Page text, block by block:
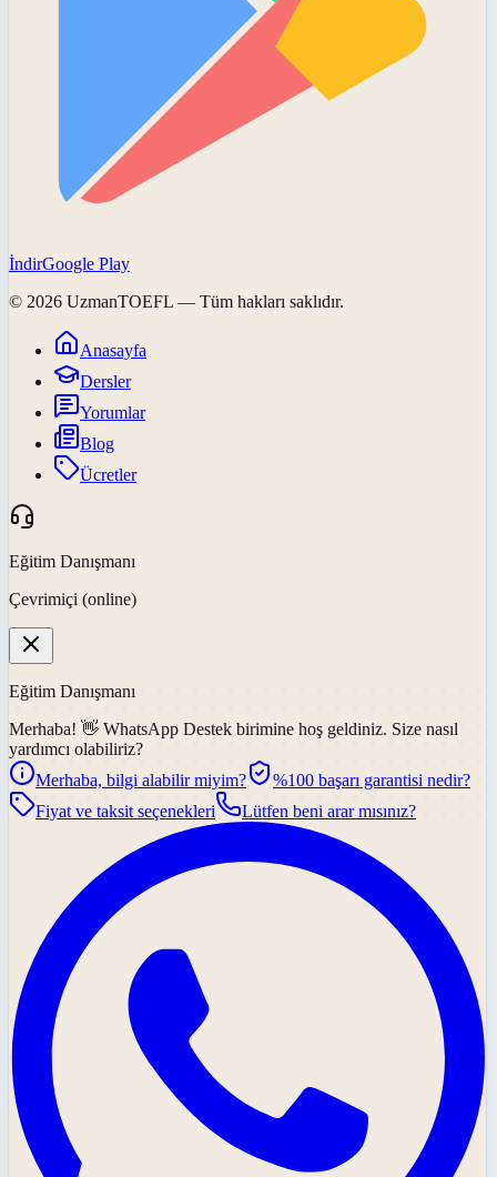
İndirGoogle Play
© 2026 UzmanTOEFL — Tüm hakları saklıdır.
Anasayfa
Dersler
Yorumlar
Blog
Ücretler
Eğitim Danışmanı
Çevrimiçi (online)
Eğitim Danışmanı
Merhaba! 👋 WhatsApp Destek birimine hoş geldiniz. Size nasıl
yardımcı olabiliriz?
Merhaba, bilgi alabilir miyim?
%100 başarı garantisi nedir?
Fiyat ve taksit seçenekleri
Lütfen beni arar mısınız?